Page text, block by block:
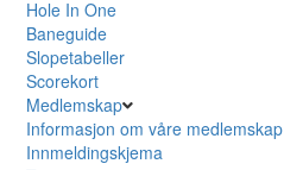
Hole In One
Baneguide
Slopetabeller
Scorekort
Medlemskap
Informasjon om våre medlemskap
Innmeldingskjema